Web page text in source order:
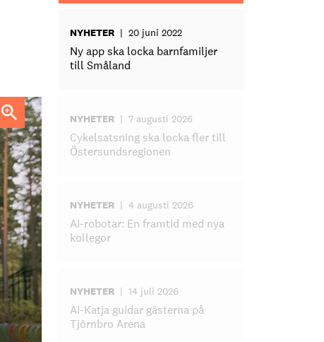
NYHETER | 20 juni 2022
Ny app ska locka barnfamiljer
till Småland
NYHETER | 7 augusti 2026
Cykelsatsning ska locka fler till
Östersundsregionen
NYHETER | 4 augusti 2026
AI-robotar: En framtid med nya
kollegor
NYHETER | 14 juli 2026
AI-Katja guidar gästerna på
Tjörnbro Arena